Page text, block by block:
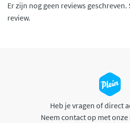
Er zijn nog geen reviews
review.
Heb je vragen of direct
Neem contact op met